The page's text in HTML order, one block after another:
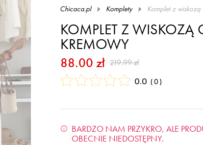
Chicaca.pl Komplety komplet z
KOMPLET Z WISKOZĄ
KREMOWY
88.00 zł 219.99 zł
0.0 (0)
BARDZO NAM PRZYKRO, ALE
OBECNIE NIEDOSTĘPNY.